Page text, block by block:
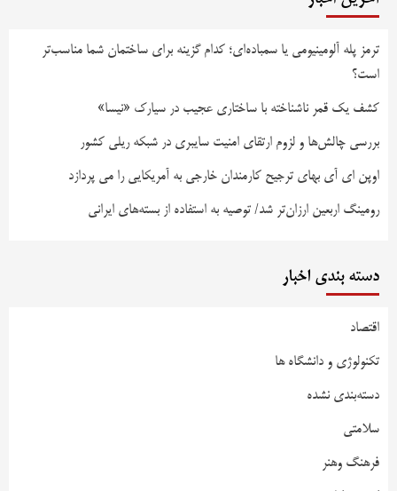
ترمز پله آلومینیومی یا سمباده‌ای؛ کدام گزینه برای ساختمان شما مناسب‌تر
است؟
کشف یک قمر ناشناخته با ساختاری عجیب در سیارک «نیسا»
بررسی چالش‌ها و لزوم ارتقای امنیت سایبری در شبکه ریلی کشور
اوپن ای آی بهای ترجیح کارمندان خارجی به آمریکایی را می پردازد
رومینگ اربعین ارزان‌تر شد/ توصیه به استفاده از بسته‌های ایرانی
دسته بندی اخبار
اقتصاد
تکنولوژی و دانشگاه ها
دسته‌بندی نشده
سلامتی
فرهنگ وهنر